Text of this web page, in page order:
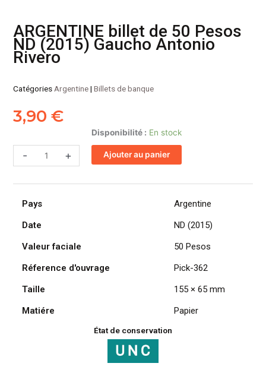
ARGENTINE billet de 50 Pesos
ND (2015) Gaucho Antonio
Rivero
Catégories Argentine|Billets de banque
3,90€
Disponibilité : En stock
-
de
ARGENTINE
de
Pesos
ND
Gaucho
Antonio
+ Ajouter au panier
Pays
Argentine
Date
ND (2015)
Valeur faciale
50 Pesos
Réference d'ouvrage
Pick-362
Taille
155 × 65 mm
Matiére
Papier
État de conservation